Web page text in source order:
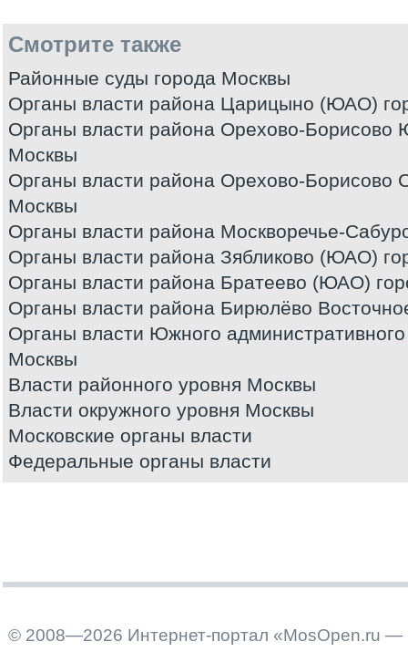
Смотрите также
Районные суды города Москвы
Органы власти района Царицыно (ЮАО)
Органы власти района Орехово-
Москвы
Органы власти района Орехово-
Москвы
Органы власти района Москворечье-
Органы власти района Зябликово (ЮАО)
Органы власти района Братеево (ЮАО)
Органы власти района Бирюлёво
Органы власти Южного
Москвы
Власти районного уровня Москвы
Власти окружного уровня Москвы
Московские органы власти
Федеральные органы власти
© 2008—2026 Интернет-портал «MosOpen.ru —